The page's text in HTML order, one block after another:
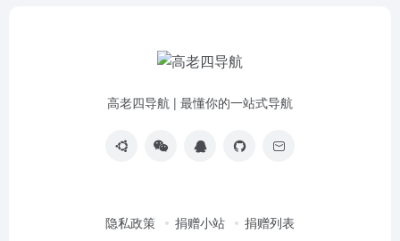
高老四导航 | 最懂你的一站式导航
隐私政策 捐赠小站 捐赠列表